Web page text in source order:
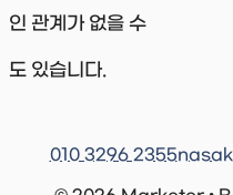
인 관계가 없을 수
도 있습니다.
010 3296 2355